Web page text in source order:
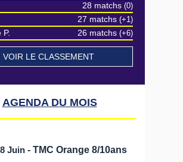
28 matchs (0)
27 matchs (+1)
26 matchs (+6)
VOIR LE CLASSEMENT
AGENDA DU MOIS
Juin - TMC Orange 8/10ans